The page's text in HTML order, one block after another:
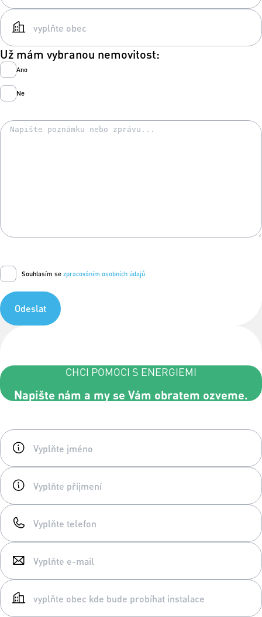
Už mám vybranou nemovitost:
Ano
Ne
Souhlasím se zpracováním osobních údajů
Odeslat
CHCI POMOCI S ENERGIEMI
Napište nám a my se Vám obratem ozveme.